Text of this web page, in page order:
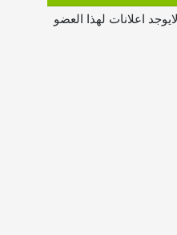
لايوجد اعلانات لهذا العضو